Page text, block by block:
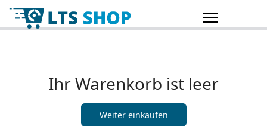
Ihr Warenkorb ist leer
Weiter einkaufen